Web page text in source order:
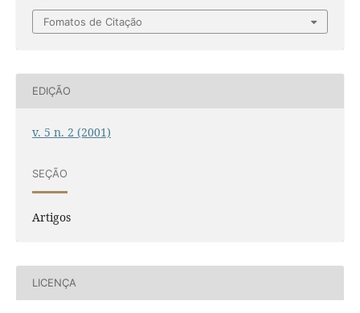
Fomatos de Citação
EDIÇÃO
v. 5 n. 2 (2001)
SEÇÃO
Artigos
LICENÇA